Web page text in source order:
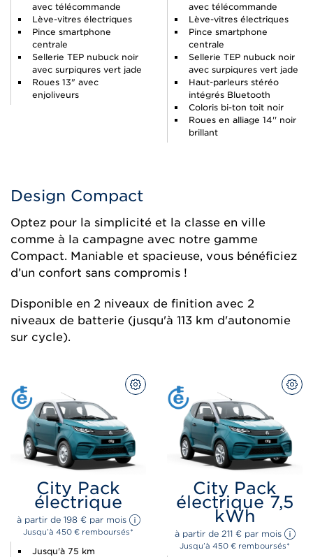
avec télécommande
Lève-vitres électriques
Pince smartphone
centrale
Sellerie TEP nubuck noir
avec surpiqures vert jade
Roues 13" avec
enjoliveurs
avec télécommande
Lève-vitres électriques
Pince smartphone
centrale
Sellerie TEP nubuck noir
avec surpiqures vert jade
Haut-parleurs stéréo
intégrés Bluetooth
Coloris bi-ton toit noir
Roues en alliage 14'' noir
brillant
Design Compact
Optez pour la simplicité et la classe en ville
comme à la campagne avec notre gamme
Compact. Maniable et spacieuse, vous bénéficiez
d’un confort sans compromis !
Disponible en 2 niveaux de finition avec 2
niveaux de batterie (jusqu'à 113 km d'autonomie
sur cycle).
City Pack
électrique
à partir de 198 € par mois
Jusqu’à 450 € remboursés*
CONFIGUREZ
Jusqu'à 75 km
City Pack
électrique 7,5
kWh
à partir de 211 € par mois
Jusqu’à 450 € remboursés*